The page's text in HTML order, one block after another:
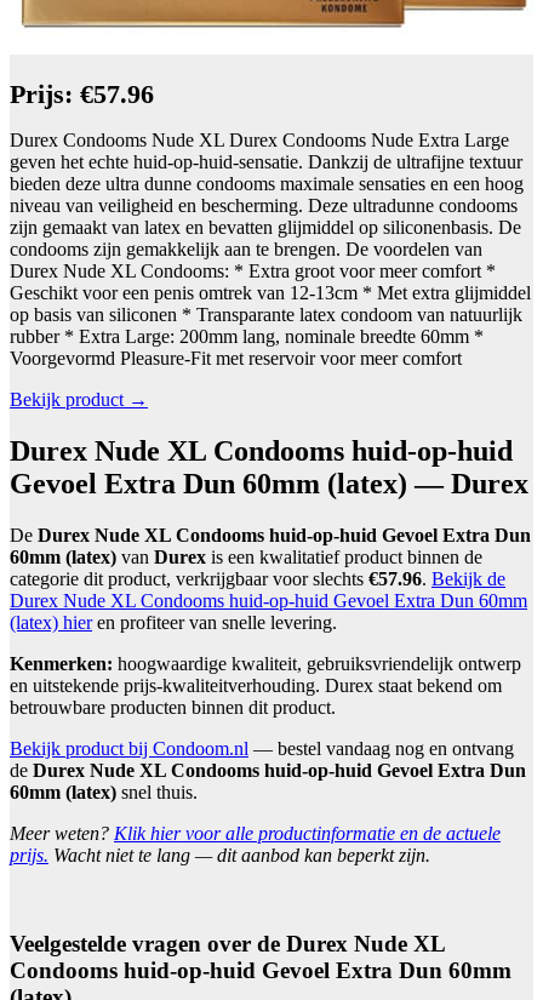
Prijs: €57.96
Durex Condooms Nude XL Durex Condooms Nude Extra Large
geven het echte huid-op-huid-sensatie. Dankzij de ultrafijne textuur
bieden deze ultra dunne condooms maximale sensaties en een hoog
niveau van veiligheid en bescherming. Deze ultradunne condooms
zijn gemaakt van latex en bevatten glijmiddel op siliconenbasis. De
condooms zijn gemakkelijk aan te brengen. De voordelen van
Durex Nude XL Condooms: * Extra groot voor meer comfort *
Geschikt voor een penis omtrek van 12-13cm * Met extra glijmiddel
op basis van siliconen * Transparante latex condoom van natuurlijk
rubber * Extra Large: 200mm lang, nominale breedte 60mm *
Voorgevormd Pleasure-Fit met reservoir voor meer comfort
Bekijk product →
Durex Nude XL Condooms huid-op-huid
Gevoel Extra Dun 60mm (latex) — Durex
De Durex Nude XL Condooms huid-op-huid Gevoel Extra Dun
60mm (latex) van Durex is een kwalitatief product binnen de
categorie dit product, verkrijgbaar voor slechts €57.96. Bekijk de
Durex Nude XL Condooms huid-op-huid Gevoel Extra Dun 60mm
(latex) hieren profiteer van snelle levering.
Kenmerken: hoogwaardige kwaliteit, gebruiksvriendelijk ontwerp
en uitstekende prijs-kwaliteitverhouding. Durex staat bekend om
betrouwbare producten binnen dit product.
Bekijk product bij Condoom.nl — bestel vandaag nog en ontvang
de Durex Nude XL Condooms huid-op-huid Gevoel Extra Dun
60mm (latex) snel thuis.
Meer weten? Klik hier voor alle productinformatie en de actuele
prijs. Wacht niet te lang — dit aanbod kan beperkt zijn.
Veelgestelde vragen over de Durex Nude XL
Condooms huid-op-huid Gevoel Extra Dun 60mm